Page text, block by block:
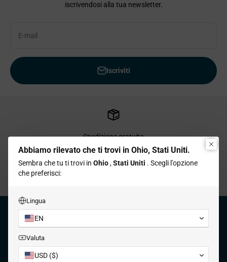
iscrivendosi alla tua newsletter.
E-mail
Iscriviti
Spedizione gratuita
Collaboriamo con USPS e FedEx
per consegne in 3-7 giorni lavorativi.
PRODOTTO
INFORMAZIONI
Abbiamo rilevato che ti trovi in ​​Ohio, Stati Uniti.
Sembra che tu ti trovi in ​​Ohio,Stati Uniti . Scegli l'opzione
che preferisci:
Lingua
EN
Valuta
USD ($)